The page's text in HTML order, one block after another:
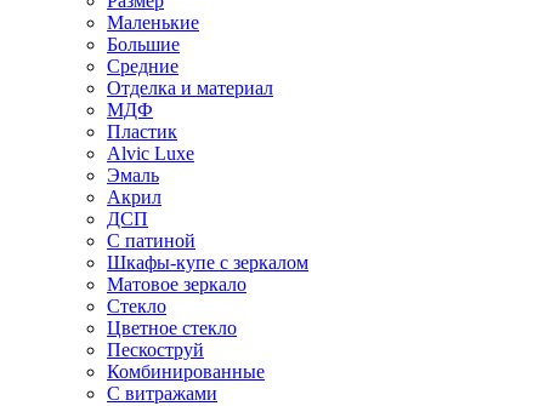
Маленькие
Большие
Средние
Отделка и материал
МДФ
Пластик
Alvic Luxe
Эмаль
Акрил
ДСП
С патиной
Шкафы-купе с зеркалом
Матовое зеркало
Стекло
Цветное стекло
Пескоструй
Комбинированные
С витражами